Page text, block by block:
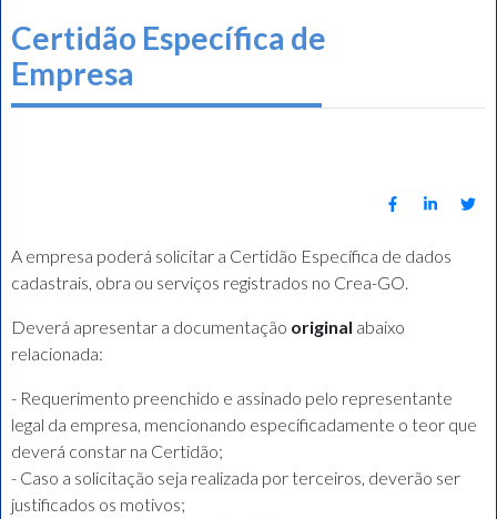
Certidão Específica de
Empresa
A empresa poderá solicitar a Certidão Específica de dados
cadastrais, obra ou serviços registrados no Crea-GO.
Deverá apresentar a documentação original abaixo
relacionada:
- Requerimento preenchido e assinado pelo representante
legal da empresa, mencionando especificadamente o teor que
deverá constar na Certidão;
- Caso a solicitação seja realizada por terceiros, deverão ser
justificados os motivos;